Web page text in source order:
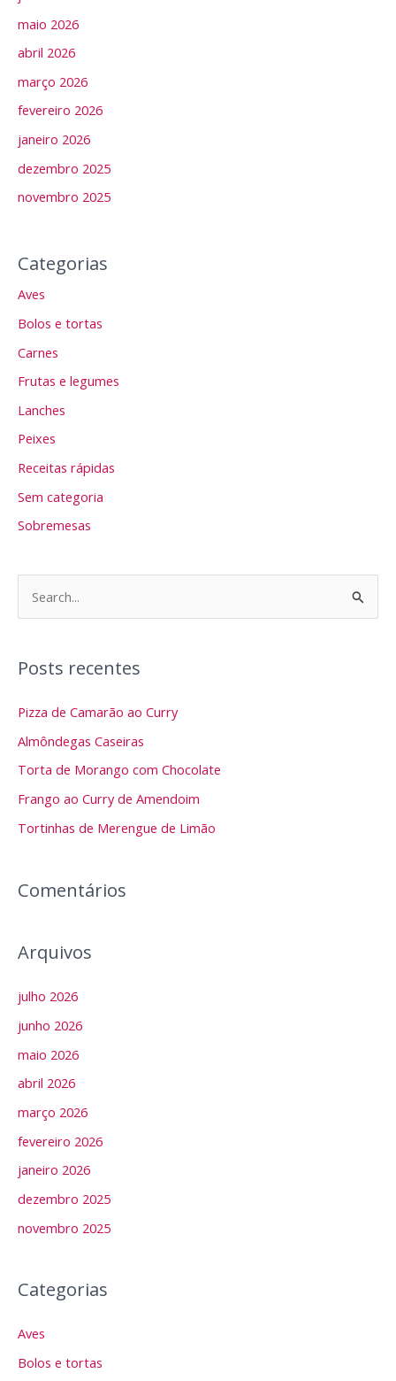
maio 2026
abril 2026
março 2026
fevereiro 2026
janeiro 2026
dezembro 2025
novembro 2025
Categorias
Aves
Bolos e tortas
Carnes
Frutas e legumes
Lanches
Peixes
Receitas rápidas
Sem categoria
Sobremesas
q
a
r
p
r
Posts recentes
Pizza de Camarão ao Curry
Almôndegas Caseiras
Torta de Morango com Chocolate
Frango ao Curry de Amendoim
Tortinhas de Merengue de Limão
Comentários
Arquivos
julho 2026
junho 2026
maio 2026
abril 2026
março 2026
fevereiro 2026
janeiro 2026
dezembro 2025
novembro 2025
Categorias
Aves
Bolos e tortas